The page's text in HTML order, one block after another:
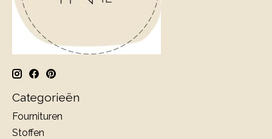
Categorieën
Fournituren
Stoffen